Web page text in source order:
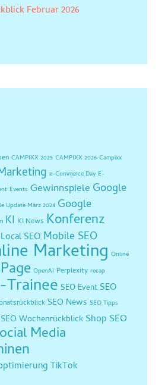
Februar 2026
CAMPIXX 2025 CAMPIXX 2026 Campixx
e-Commerce Day E-
Events Gewinnspiele Google
Update März 2024 Google
KI KI News Konferenz
Local SEO Mobile SEO
Marketing Online
OpenAI Perplexity recap
Trainee SEO Event SEO
SEO News SEO Tipps
SEO Wochenrückblick Shop SEO
Media
TikTok